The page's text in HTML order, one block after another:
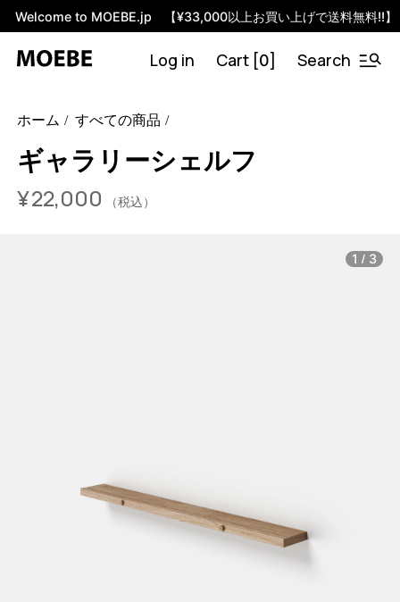
Welcome to MOEBE.jp 【¥33,000以上お買い上げで送料無料!!】
Log in Cart [0] Search
variant=47409074143464
ホーム すべての商品
ギャラリーシェルフ
¥22,000 （税込）
1 / 3